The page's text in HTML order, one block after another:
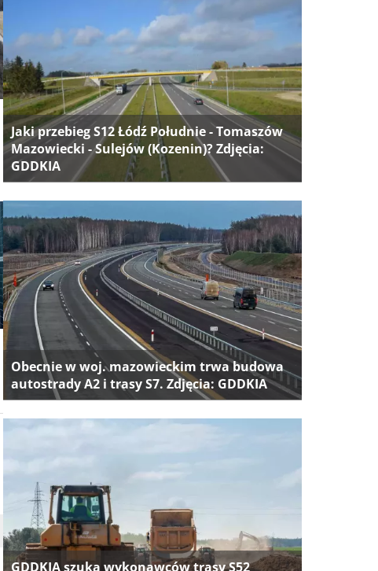
Jaki przebieg S12 Łódź Południe - Tomaszów
Mazowiecki - Sulejów (Kozenin)? Zdjęcia:
GDDKIA
Obecnie w woj. mazowieckim trwa budowa
autostrady A2 i trasy S7. Zdjęcia: GDDKIA
GDDKIA szuka wykonawców trasy S52